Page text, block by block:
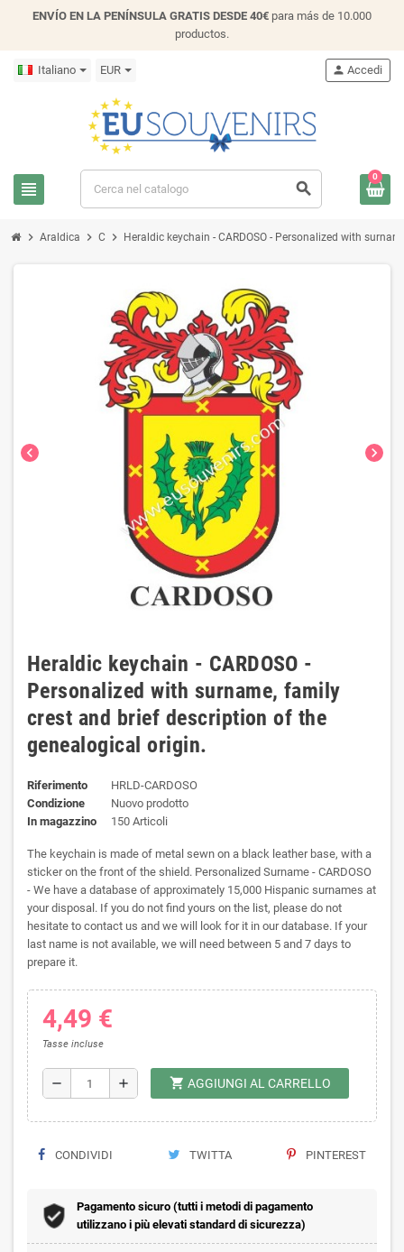
ENVÍO EN LA PENÍNSULA GRATIS DESDE 40€ para más de 10.000
productos.
Italiano EUR
view_headline search
person Accedi
0
chevron_right Araldica chevron_right C chevron_right Heraldic keychain - CARDOSO - Personalized with
chevron_left chevron_right
Heraldic keychain - CARDOSO -
Personalized with surname, family
crest and brief description of the
genealogical origin.
Riferimento
HRLD-CARDOSO
Condizione
Nuovo prodotto
In magazzino
150 Articoli
The keychain is made of metal sewn on a black leather base, with a
sticker on the front of the shield. Personalized Surname - CARDOSO
- We have a database of approximately 15,000 Hispanic surnames at
your disposal. If you do not find yours on the list, please do not
hesitate to contact us and we will look for it in our database. If your
last name is not available, we will need between 5 and 7 days to
prepare it.
4,49 €
Tasse incluse
remove add shopping_cart AGGIUNGI AL CARRELLO
CONDIVIDI TWITTA PINTEREST
Pagamento sicuro (tutti i metodi di pagamento
utilizzano i più elevati standard di sicurezza)